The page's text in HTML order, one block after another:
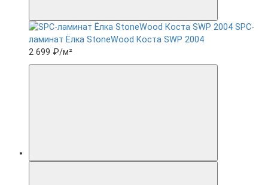
SPC-
ламинат Ëлка StoneWood Коста SWP 2004
2 699 ₽/м²